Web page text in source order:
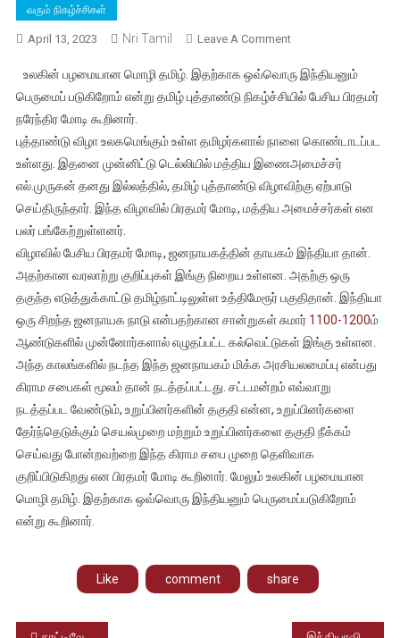
வரும் நிகழ்ச்சிகள்
April 13, 2023 Nri Tamil Leave A CommentOn
பழமையான
மொழி
என்பதில்
பெருமை,
தமிழ்
புத்தாண்டு
மோடி
பெருமிதம்
உலகின் பழமையான மொழி தமிழ். இதற்காக ஒவ்வொரு இந்தியனும்
பெருமைப் படுகிறோம் என்று தமிழ் புத்தாண்டு நிகழ்ச்சியில் பேசிய பிரதமர்
நரேந்திர மோடி கூறினார்.
புத்தாண்டு விழா உலகமெங்கும் உள்ள தமிழர்களால் நாளை கொண்டாடப்பட
உள்ளது. இதனை முன்னிட்டு டெல்லியில் மத்திய இணைஅமைச்சர்
எல்.முருகன் தனது இல்லத்தில், தமிழ் புத்தாண்டு விழாவிற்கு ஏற்பாடு
செய்திருந்தார். இந்த விழாவில் பிரதமர் மோடி, மத்திய அமைச்சர்கள் என
பலர் பங்கேற்றுள்ளனர்.
விழாவில் பேசிய பிரதமர் மோடி, ஜனநாயகத்தின் தாயகம் இந்தியா தான்.
அதற்கான வரலாற்று குறிப்புகள் இங்கு நிறைய உள்ளன. அதற்கு ஒரு
தகுந்த எடுத்துக்காட்டு தமிழ்நாட்டிலுள்ள உத்திமேரூர் பகுதிதான். இந்தியா
ஒரு சிறந்த ஜனநாயக நாடு என்பதற்கான சான்றுகள் சுமார் 1100-1200ம்
ஆண்டுகளில் முன்னோர்களால் எழுதப்பட்ட கல்வெட்டுகள் இங்கு உள்ளன.
அந்த காலங்களில் நடந்த இந்த ஜனநாயகம் மிக்க அரசியலமைப்பு என்பது
கிராம சபைகள் மூலம் தான் நடத்தப்பட்டது. சட்டமன்றம் எவ்வாறு
நடத்தப்பட வேண்டும், உறுப்பினர்களின் தகுதி என்ன, உறுப்பினர்களை
தேர்ந்தெடுக்கும் செயல்முறை மற்றும் உறுப்பினர்களை தகுதி நீக்கம்
செய்வது போன்றவற்றை இந்த கிராம சபை முறை தெளிவாக
குறிப்பிடுகிறது என பிரதமர் மோடி கூறினார். மேலும் உலகின் பழமையான
மொழி தமிழ். இதற்காக ஒவ்வொரு இந்தியனும் பெருமைப்படுகிறோம்
என்று கூறினார்.
Like comment share